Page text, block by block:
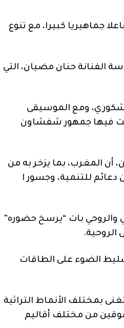
جماهيريا كبيرا، مع تنوع
الفنانة حنان مضيان، التي
ومع الموسيقى
فيها جمهور شفشاون
أن المغرب، بما يزخر به من
دعائم للتنمية، وجسور ا
والروحي بات “يرسخ حضوره”
الروحية.
الضوء على الطاقات
بمختلف الأنماط التراثية
من مختلف أقاليم